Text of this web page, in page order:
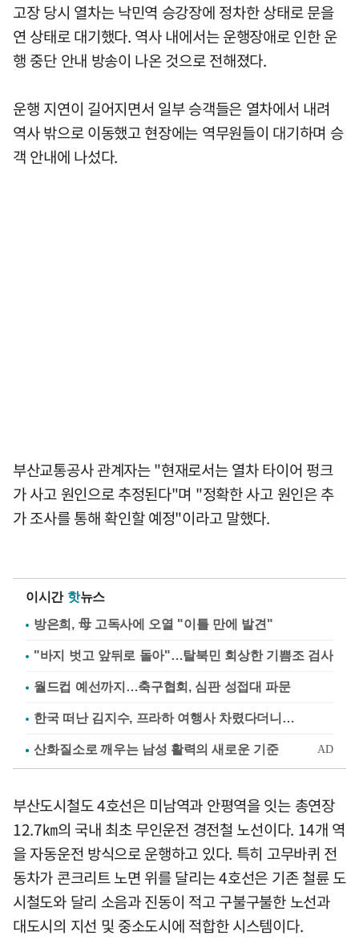
고장 당시 열차는 낙민역 승강장에 정차한 상태로 문을
연 상태로 대기했다. 역사 내에서는 운행장애로 인한 운
행 중단 안내 방송이 나온 것으로 전해졌다.
운행 지연이 길어지면서 일부 승객들은 열차에서 내려
역사 밖으로 이동했고 현장에는 역무원들이 대기하며 승
객 안내에 나섰다.
부산교통공사 관계자는 "현재로서는 열차 타이어 펑크
가 사고 원인으로 추정된다"며 "정확한 사고 원인은 추
가 조사를 통해 확인할 예정"이라고 말했다.
이시간 핫뉴스
방은희, 母 고독사에 오열 "이틀 만에 발견"
"바지 벗고 앞뒤로 돌아"…탈북민 회상한 기쁨조 검사
월드컵 예선까지…축구협회, 심판 성접대 파문
한국 떠난 김지수, 프라하 여행사 차렸다더니…
부산도시철도 4호선은 미남역과 안평역을 잇는 총연장
12.7㎞의 국내 최초 무인운전 경전철 노선이다. 14개 역
을 자동운전 방식으로 운행하고 있다. 특히 고무바퀴 전
동차가 콘크리트 노면 위를 달리는 4호선은 기존 철륜 도
시철도와 달리 소음과 진동이 적고 구불구불한 노선과
대도시의 지선 및 중소도시에 적합한 시스템이다.